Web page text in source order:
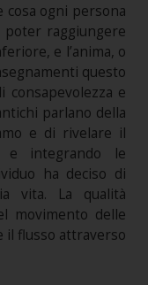
cosa ogni persona
raggiungere
e l’anima, o
questo
consapevolezza e
parlano della
e di rivelare il
e integrando le
ha deciso di
vita. La qualità
movimento delle
il flusso attraverso